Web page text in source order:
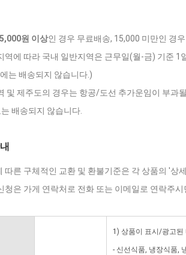
원 이상인 경우 무료배송, 15,000 미만인 경
역에 따라 국내 일반지역은 근무일(월-금) 기준
는 배송되지 않습니다.)
및 제주도의 경우는 항공/도선 추가운임이 부과
배송되지 않습니다.
따른 구체적인 교환 및 환불기준은 각 상품의 '상
청은 가게 연락처로 전화 또는 이메일로 연락주
1) 상품이 표시/광고된
- 신선식품, 냉장식품,